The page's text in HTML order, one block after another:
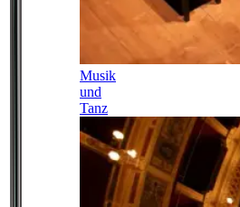
Musik
und
Tanz